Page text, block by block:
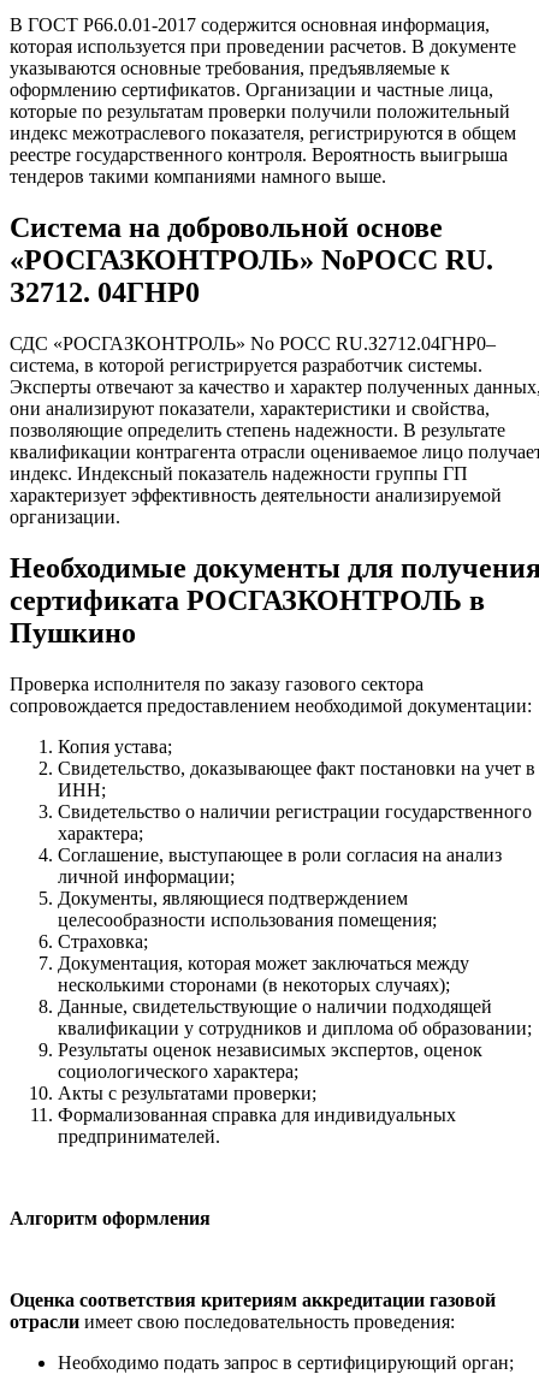
В ГОСТ Р66.0.01-2017 содержится основная информация,
которая используется при проведении расчетов. В документе
указываются основные требования, предъявляемые к
оформлению сертификатов. Организации и частные лица,
которые по результатам проверки получили положительный
индекс межотраслевого показателя, регистрируются в общем
реестре государственного контроля. Вероятность выигрыша
тендеров такими компаниями намного выше.
Система на добровольной основе
«РОСГАЗКОНТРОЛЬ» NoРОСС RU.
З2712. 04ГНР0
СДС «РОСГАЗКОНТРОЛЬ» No РОСС RU.З2712.04ГНР0–
система, в которой регистрируется разработчик системы.
Эксперты отвечают за качество и характер полученных
они анализируют показатели, характеристики и свойства,
позволяющие определить степень надежности. В результате
квалификации контрагента отрасли оцениваемое лицо
индекс. Индексный показатель надежности группы ГП
характеризует эффективность деятельности анализируемой
организации.
Необходимые документы для
сертификата РОСГАЗКОНТРОЛЬ в
Пушкино
Проверка исполнителя по заказу газового сектора
сопровождается предоставлением необходимой документации:
Копия устава;
Свидетельство, доказывающее факт постановки на учет в
ИНН;
Свидетельство о наличии регистрации государственного
характера;
Соглашение, выступающее в роли согласия на анализ
личной информации;
Документы, являющиеся подтверждением
целесообразности использования помещения;
Страховка;
Документация, которая может заключаться между
несколькими сторонами (в некоторых случаях);
Данные, свидетельствующие о наличии подходящей
квалификации у сотрудников и диплома об образовании;
Результаты оценок независимых экспертов, оценок
социологического характера;
Акты с результатами проверки;
Формализованная справка для индивидуальных
предпринимателей.
Алгоритм оформления
Оценка соответствия критериям аккредитации газовой
отрасли имеет свою последовательность проведения:
Необходимо подать запрос в сертифицирующий орган;